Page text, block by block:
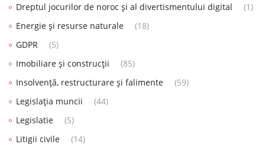
Dreptul jocurilor de noroc și al divertismentului digital
(1)
Energie și resurse naturale
(18)
GDPR
(5)
Imobiliare și construcții
(85)
Insolvență, restructurare și falimente
(59)
Legislația muncii
(44)
Legislatie
(5)
Litigii civile
(14)